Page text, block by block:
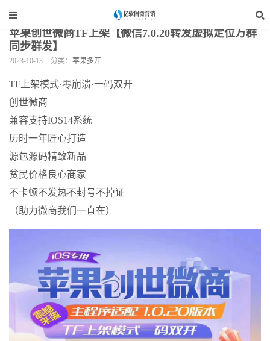
当前位置： 手机软件 > 苹果多开
苹果创世微商TF上架【微信7.0.20转发虚拟定位万群
同步群发】
2023-10-13 分类： 苹果多开
TF上架模式·零崩溃·一码双开
创世微商
兼容支持IOS14系统
历时一年匠心打造
源包源码精致新品
贫民价格良心商家
不卡顿不发热不封号不掉证
（助力微商我们一直在）